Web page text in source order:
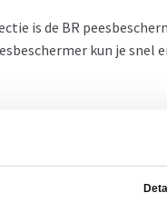
is de BR
kun je snel
hoog, een